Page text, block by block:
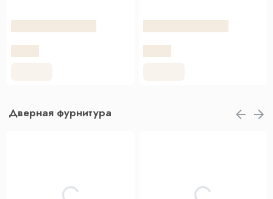
Дверная фурнитура